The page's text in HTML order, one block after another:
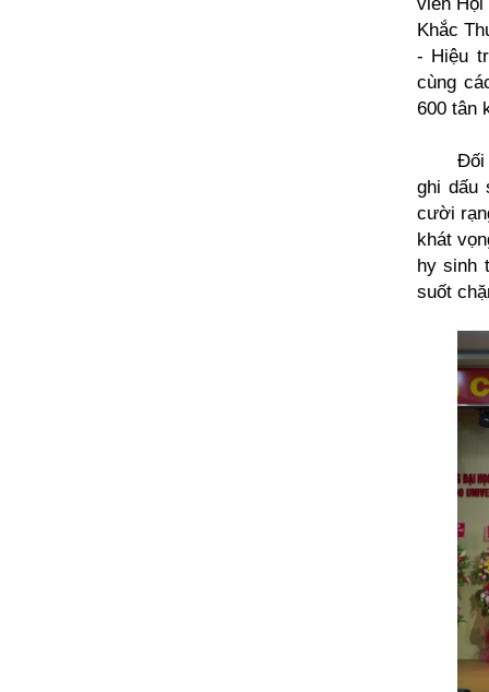
Khắc
- Hiệu
cùng
600 tân
Đối
ghi dấu
cười
khát
hy sinh
suốt